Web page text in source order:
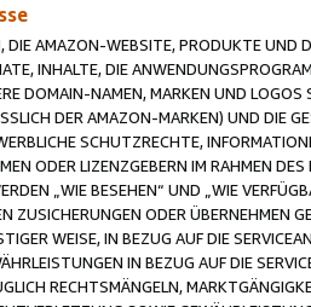
DIE AMAZON-WEBSITE, PRODUKTE UND
INHALTE, DIE
DOMAIN-NAMEN, MARKEN UND
DER AMAZON-MARKEN) UND DIE
SCHUTZRECHTE,
ODER LIZENZGEBERN IM RAHMEN
„WIE BESEHEN“ UND „WIE
ZUSICHERUNGEN ODER ÜBERNEHMEN
WEISE, IN BEZUG AUF DIE
IN BEZUG AUF DIE
RECHTSMÄNGELN,